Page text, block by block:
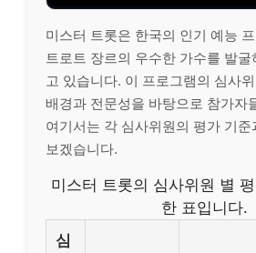
미스터 트롯은 한국의 인기 예능
트로트 장르의 우수한 가수를 발
고 있습니다. 이 프로그램의 심사
배경과 전문성을 바탕으로 참가자
여기서는 각 심사위원의 평가 기준
보겠습니다.
미스터 트롯의 심사위원 별
한 표입니다.
심